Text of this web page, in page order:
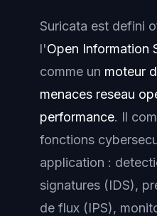
Suricata est defini
l'Open Information
comme un moteur
menaces reseau
performance. Il
fonctions
application :
signatures (IDS),
de flux (IPS),